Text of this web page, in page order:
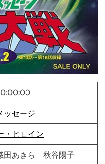
ッセージ
・ヒロイン
田あきら 秋谷陽子